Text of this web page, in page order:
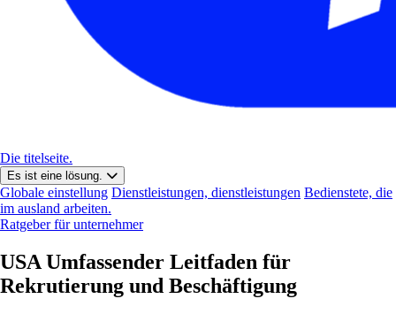
Die titelseite.
Es ist eine lösung.
Globale einstellung Dienstleistungen, dienstleistungen Bedienstete, die
im ausland arbeiten.
Ratgeber für unternehmer
USA Umfassender Leitfaden für
Rekrutierung und Beschäftigung